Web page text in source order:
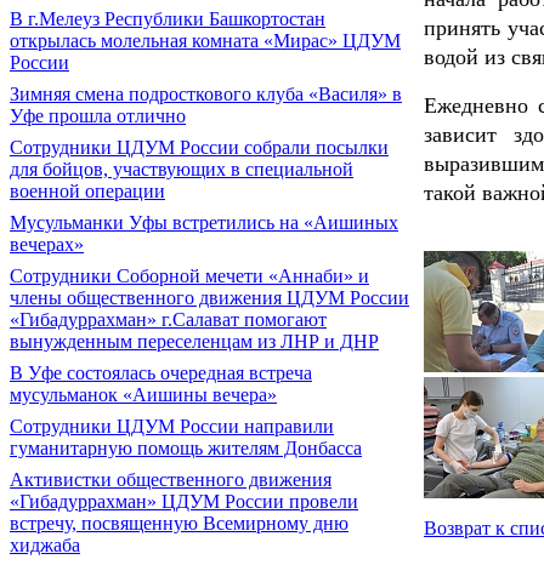
В г.Мелеуз Республики Башкортостан
открылась молельная комната «Мирас» ЦДУМ
России
Зимняя смена подросткового клуба «Василя» в
Уфе прошла отлично
Сотрудники ЦДУМ России собрали посылки
для бойцов, участвующих в специальной
военной операции
Мусульманки Уфы встретились на «Аишиных
вечерах»
Сотрудники Соборной мечети «Аннаби» и
члены общественного движения ЦДУМ России
«Гибадуррахман» г.Салават помогают
вынужденным переселенцам из ЛНР и ДНР
В Уфе состоялась очередная встреча
мусульманок «Аишины вечера»
Сотрудники ЦДУМ России направили
гуманитарную помощь жителям Донбасса
Активистки общественного движения
«Гибадуррахман» ЦДУМ России провели
встречу, посвященную Всемирному дню
хиджаба
принять
водой из
Ежедневно
зависит
такой
Возврат к